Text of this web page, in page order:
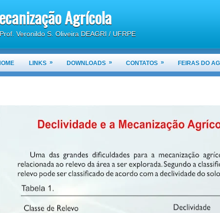
Agrícola
Veronildo S. Oliveira DEAGRI / UFRPE
LINKS » DOWNLOADS » CONTATOS » FEIRAS DO